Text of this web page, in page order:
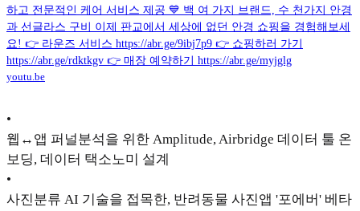
하고 전문적인 케어 서비스 제공 💙 백 여 가지 브랜드, 수 천가지 안경
과 선글라스 구비 이제 판교에서 세상에 없던 안경 쇼핑을 경험해보세
요! 👉 라운즈 서비스 https://abr.ge/9ibj7p9 👉 쇼핑하러 가기
https://abr.ge/rdktkgv 👉 매장 예약하기 https://abr.ge/myjglg
youtu.be
•
웹↔앱 퍼널분석을 위한 Amplitude, Airbridge 데이터 툴 온
보딩, 데이터 택소노미 설계
•
사진분류 AI 기술을 접목한, 반려동물 사진앱 '포에버' 베타